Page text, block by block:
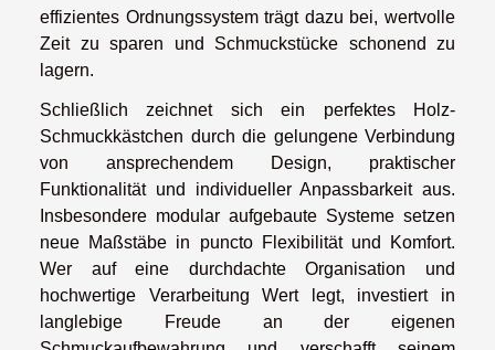
effizientes Ordnungssystem trägt dazu bei, wertvolle
Zeit zu sparen und Schmuckstücke schonend zu
lagern.
Schließlich zeichnet sich ein perfektes Holz-
Schmuckkästchen durch die gelungene Verbindung
von ansprechendem Design, praktischer
Funktionalität und individueller Anpassbarkeit aus.
Insbesondere modular aufgebaute Systeme setzen
neue Maßstäbe in puncto Flexibilität und Komfort.
Wer auf eine durchdachte Organisation und
hochwertige Verarbeitung Wert legt, investiert in
langlebige Freude an der eigenen